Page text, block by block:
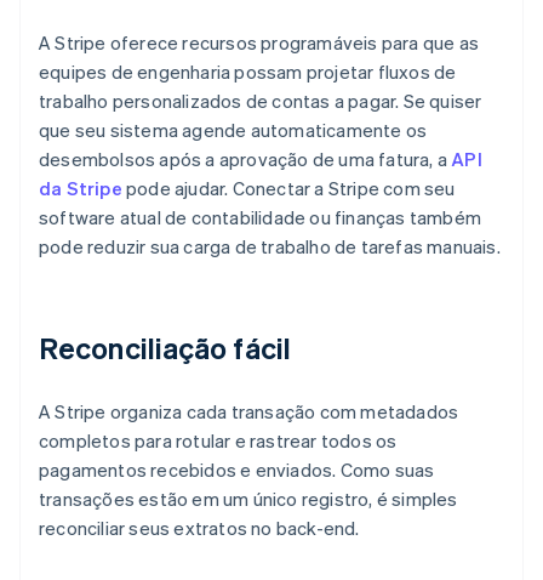
A Stripe oferece recursos programáveis para que as
equipes de engenharia possam projetar fluxos de
trabalho personalizados de contas a pagar. Se quiser
que seu sistema agende automaticamente os
desembolsos após a aprovação de uma fatura, aAPI
da Stripe pode ajudar. Conectar a Stripe com seu
software atual de contabilidade ou finanças também
pode reduzir sua carga de trabalho de tarefas manuais.
Reconciliação fácil
A Stripe organiza cada transação com metadados
completos para rotular e rastrear todos os
pagamentos recebidos e enviados. Como suas
transações estão em um único registro, é simples
reconciliar seus extratos no back-end.